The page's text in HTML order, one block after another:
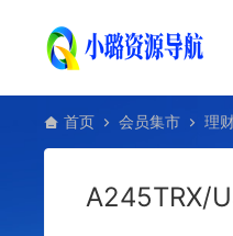
首页 会员集市 理
A245TRX/